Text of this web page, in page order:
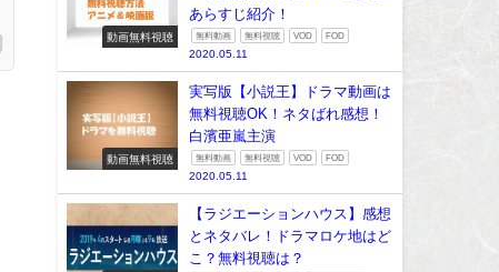
動画無料視聴
あらすじ紹介！
無料動画 無料視聴 VOD FOD
2020.05.11
動画無料視聴
実写版【小説王】ドラマ動画は
無料視聴OK！ネタばれ感想！
白濱亜嵐主演
無料動画 無料視聴 VOD FOD
2020.05.11
【ラジエーションハウス】感想
とネタバレ！ドラマロケ地はど
こ？無料視聴は？